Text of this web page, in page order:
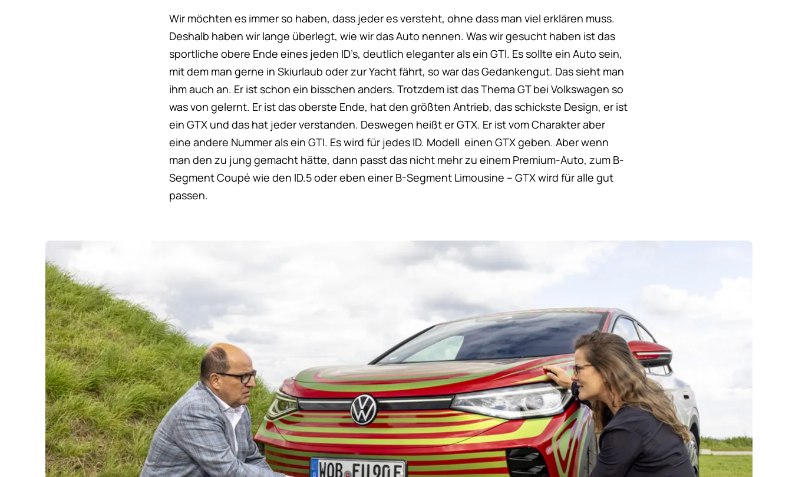
Wir möchten es immer so haben, dass jeder es versteht, ohne dass man viel erklären muss.
Deshalb haben wir lange überlegt, wie wir das Auto nennen. Was wir gesucht haben ist das
sportliche obere Ende eines jeden ID’s, deutlich eleganter als ein GTI. Es sollte ein Auto sein,
mit dem man gerne in Skiurlaub oder zur Yacht fährt, so war das Gedankengut. Das sieht man
ihm auch an. Er ist schon ein bisschen anders. Trotzdem ist das Thema GT bei Volkswagen so
was von gelernt. Er ist das oberste Ende, hat den größten Antrieb, das schickste Design, er ist
ein GTX und das hat jeder verstanden. Deswegen heißt er GTX. Er ist vom Charakter aber
eine andere Nummer als ein GTI. Es wird für jedes ID. Modell einen GTX geben. Aber wenn
man den zu jung gemacht hätte, dann passt das nicht mehr zu einem Premium-Auto, zum B-
Segment Coupé wie den ID.5 oder eben einer B-Segment Limousine – GTX wird für alle gut
passen.